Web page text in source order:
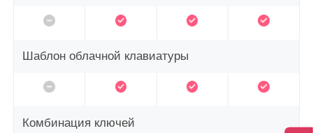
Шаблон облачной клавиатуры
Комбинация ключей